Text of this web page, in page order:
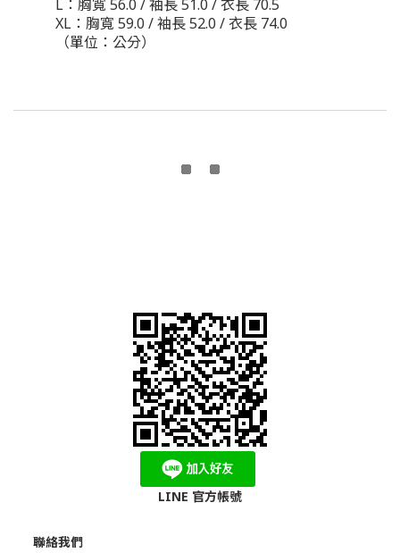
L：胸寬 56.0 / 袖長 51.0 / 衣長 70.5
XL：胸寬 59.0 / 袖長 52.0 / 衣長 74.0
（單位：公分）
LINE 官方帳號
聯絡我們